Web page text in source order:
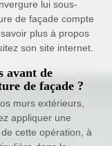
lui sous-
de façade compte
plus à propos
son site internet.
avant de
de façade ?
murs extérieurs,
appliquer une
cette opération, à